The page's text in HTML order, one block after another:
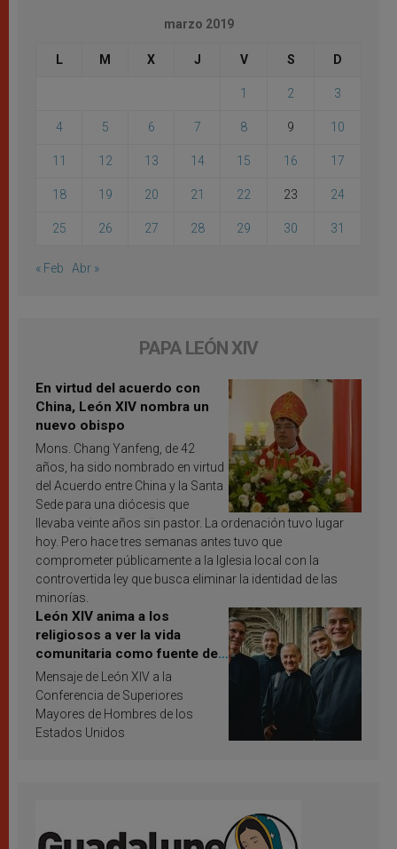
marzo 2019
L M X J V S D
1 2 3
4 5 6 7 8 9 10
11 12 13 14 15 16 17
18 19 20 21 22 23 24
25 26 27 28 29 30 31
« Feb Abr »
PAPA LEÓN XIV
En virtud del acuerdo con
China, León XIV nombra un
nuevo obispo
Mons. Chang Yanfeng, de 42
años, ha sido nombrado en virtud
del Acuerdo entre China y la Santa
Sede para una diócesis que
llevaba veinte años sin pastor. La ordenación tuvo lugar
hoy. Pero hace tres semanas antes tuvo que
comprometer públicamente a la Iglesia local con la
controvertida ley que busca eliminar la identidad de las
minorías.
León XIV anima a los
religiosos a ver la vida
comunitaria como fuente de
inspiración y santificación
Mensaje de León XIV a la
Conferencia de Superiores
Mayores de Hombres de los
Estados Unidos